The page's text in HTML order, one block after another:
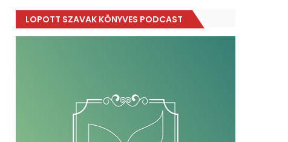
LOPOTT SZAVAK KÖNYVES PODCAST